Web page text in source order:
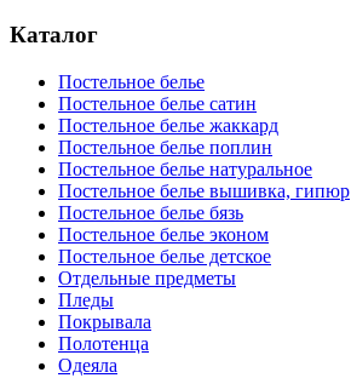
Каталог
Постельное белье
Постельное белье сатин
Постельное белье жаккард
Постельное белье поплин
Постельное белье натуральное
Постельное белье вышивка, гипюр
Постельное белье бязь
Постельное белье эконом
Постельное белье детское
Отдельные предметы
Пледы
Покрывала
Полотенца
Одеяла